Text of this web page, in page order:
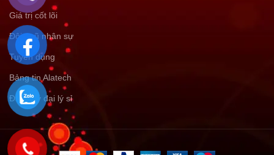
Giá trị cốt lõi
Đội ngũ nhân sự
Tuyển dụng
Bảng tin Alatech
Đăng ký đại lý sỉ